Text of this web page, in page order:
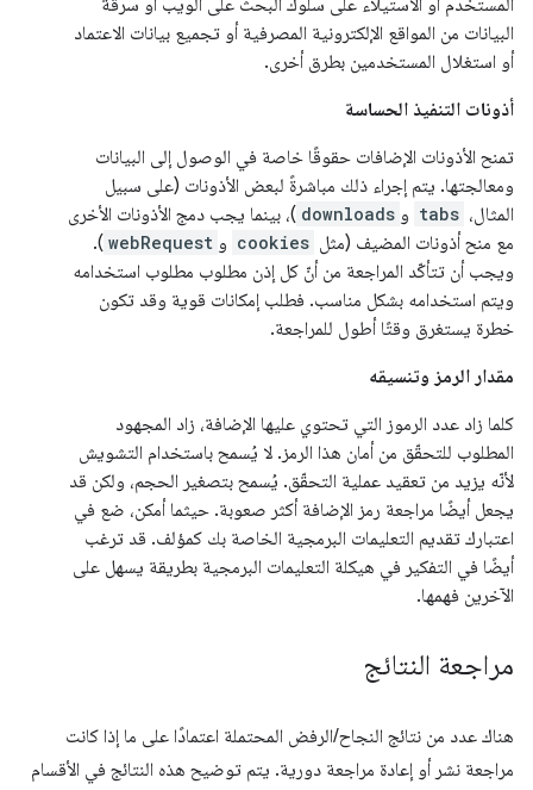
المستخدم أو الاستيلاء على سلوك البحث على الويب أو سرقة
البيانات من المواقع الإلكترونية المصرفية أو تجميع بيانات الاعتماد
أو استغلال المستخدمين بطرق أخرى.
أذونات التنفيذ الحساسة
تمنح الأذونات الإضافات حقوقًا خاصة في الوصول إلى البيانات
ومعالجتها. يتم إجراء ذلك مباشرةً لبعض الأذونات (على سبيل
المثال، tabs و downloads )، بينما يجب دمج الأذونات الأخرى
مع منح أذونات المضيف (مثل cookies و webRequest
).
ويجب أن تتأكّد المراجعة من أنّ كل إذن مطلوب مطلوب استخدامه
ويتم استخدامه بشكل مناسب. فطلب إمكانات قوية وقد تكون
خطرة يستغرق وقتًا أطول للمراجعة.
مقدار الرمز وتنسيقه
كلما زاد عدد الرموز التي تحتوي عليها الإضافة، زاد المجهود
المطلوب للتحقّق من أمان هذا الرمز. لا يُسمح باستخدام التشويش
لأنّه يزيد من تعقيد عملية التحقّق. يُسمح بتصغير الحجم، ولكن قد
يجعل أيضًا مراجعة رمز الإضافة أكثر صعوبة. حيثما أمكن، ضع في
اعتبارك تقديم التعليمات البرمجية الخاصة بك كمؤلف. قد ترغب
أيضًا في التفكير في هيكلة التعليمات البرمجية بطريقة يسهل على
الآخرين فهمها.
مراجعة النتائج
هناك عدد من نتائج النجاح/الرفض المحتملة اعتمادًا على ما إذا كانت
مراجعة نشر أو إعادة مراجعة دورية. يتم توضيح هذه النتائج في الأقسام